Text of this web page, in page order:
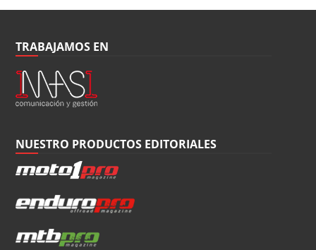
TRABAJAMOS EN
NUESTRO PRODUCTOS EDITORIALES